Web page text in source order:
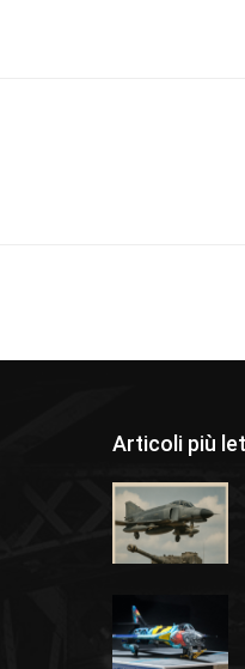
Articoli più